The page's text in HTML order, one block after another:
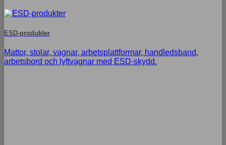
ESD-produkter
Mattor, stolar, vagnar, arbetsplattformar, handledsband,
arbetsbord och lyftvagnar med ESD-skydd.